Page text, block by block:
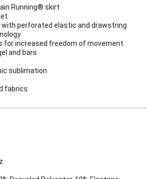
Running® skirt
with perforated elastic and drawstring
for increased freedom of movement
and bars
sublimation
fabrics